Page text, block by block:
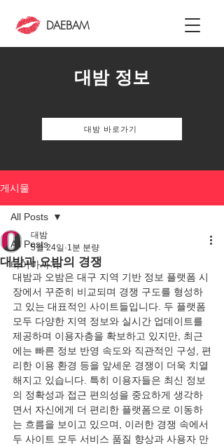
DAEBAM
대밤 정보
대밤 바로가기
게시물
All Posts
타이마사지
All Posts
대밤과 오밤의 경쟁
대밤
5월 24일 1분 분량
대밤과 오밤은 대구 지역 기반 정보 플랫폼 시
장에서 꾸준히 비교되며 경쟁 구도를 형성하
고 있는 대표적인 사이트들입니다. 두 플랫폼
모두 다양한 지역 정보와 실시간 업데이트를
제공하며 이용자층을 확보하고 있지만, 최근
에는 빠른 정보 반영 속도와 직관적인 구성, 편
리한 이용 환경 등을 앞세운 경쟁이 더욱 치열
해지고 있습니다. 특히 이용자들은 최신 정보
의 정확성과 접근 편의성을 중요하게 생각하
면서 자신에게 더 편리한 플랫폼으로 이동하
는 흐름을 보이고 있으며, 이러한 경쟁 속에서
두 사이트 모두 서비스 품질 향상과 사용자 만